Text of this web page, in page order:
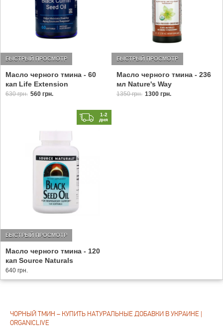
Масло черного тмина - 60
кап Life Extension
БЫСТРЫЙ ПРОСМОТР
630 грн. 560 грн.
Масло черного тмина - 236
мл Nature's Way
БЫСТРЫЙ ПРОСМОТР
1350 грн. 1300 грн.
1-2
дня
Масло черного тмина - 120
кап Source Naturals
БЫСТРЫЙ ПРОСМОТР
640 грн.
ЧОРНЫЙ ТМИН – КУПИТЬ НАТУРАЛЬНЫЕ ДОБАВКИ В УКРАИНЕ |
ORGANICLIVE